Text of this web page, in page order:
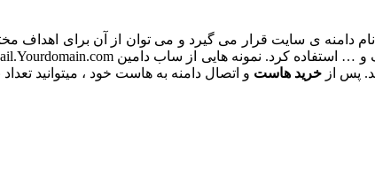
دامنه ی سایت قرار می گیرد و می توان از آن برای
پس از خرید هاست و اتصال دامنه به هاست خود ، میتوانید تعداد